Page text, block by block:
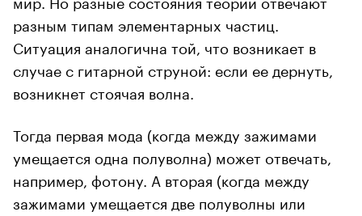
разным типам элементарных частиц.
Ситуация аналогична той, что возникает в
случае с гитарной струной: если ее дернуть,
возникнет стоячая волна.
Тогда первая мода (когда между зажимами
умещается одна полуволна) может отвечать,
например, фотону. А вторая (когда между
зажимами умещается две полуволны или